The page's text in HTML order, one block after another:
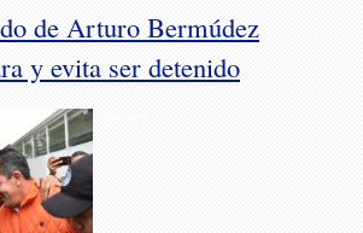
de Arturo Bermúdez
y evita ser detenido